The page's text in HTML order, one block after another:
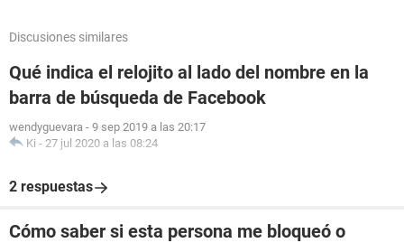
Discusiones similares
Qué indica el relojito al lado del nombre en la
barra de búsqueda de Facebook
wendyguevara - 9 sep 2019 a las 20:17
Ki - 27 jul 2020 a las 08:24
2 respuestas
Cómo saber si esta persona me bloqueó o